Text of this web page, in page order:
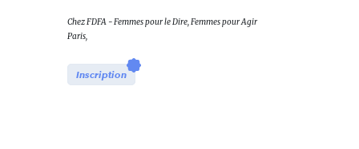
ChezFDFA - Femmes pour le Dire, Femmes pour Agir
Paris,
Inscription